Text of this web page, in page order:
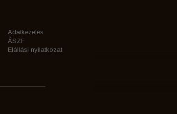
Adatkezelés
ÁSZF
Elállási nyilatkozat